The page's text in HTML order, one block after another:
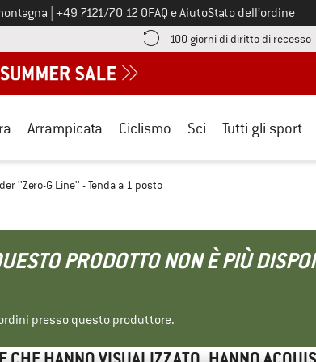
Chiamaci al numero
+49 7121/70 12 0FAQ e AiutoStato dell’ordine
trovi le informazioni di pagamento! Si apre in una casella
100 giorni di diritto di recesso
Arrampicata Ciclismo Sci Tutti gli sport
''Zero-G Line'' - Tenda a 1 posto
PRODOTTO NON È PIÙ
presso questo produttore.